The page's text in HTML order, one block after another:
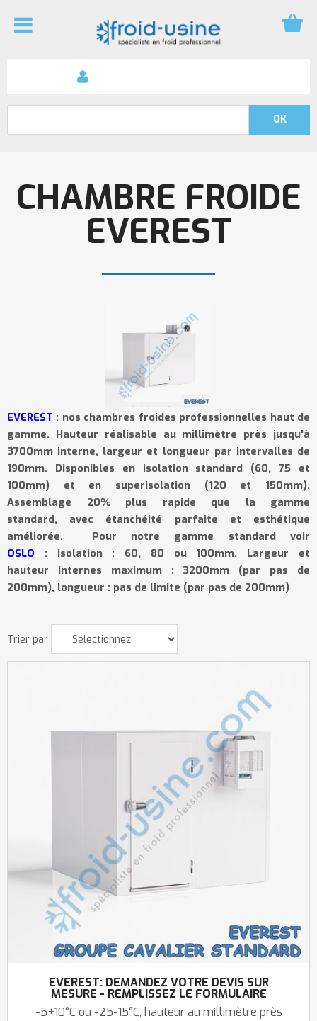
CHAMBRE FROIDE
EVEREST
EVEREST : nos chambres froides professionnelles haut de
gamme. Hauteur réalisable au millimètre près jusqu'à
3700mm interne, largeur et longueur par intervalles de
190mm. Disponibles en isolation standard (60, 75 et
100mm) et en superisolation (120 et 150mm).
Assemblage 20% plus rapide que la gamme
standard,
avec étanchéité parfaite et esthétique
améliorée.
Pour notre gamme standard voir
OSLO
:
isolation : 60, 80 ou 100mm. Largeur et
hauteur internes maximum : 3200mm (par pas de
200mm), longueur : pas de limite (par pas de 200mm)
Trier par
EVEREST: DEMANDEZ VOTRE DEVIS SUR
MESURE - REMPLISSEZ LE FORMULAIRE
-5+10°C ou -25-15°C, hauteur au millimètre près